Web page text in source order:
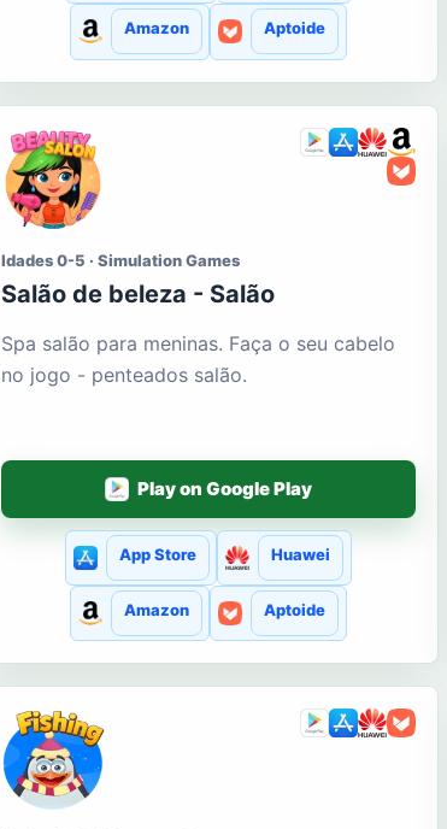
Amazon Aptoide
Idades 0-5 · Simulation Games
Salão de beleza - Salão
Spa salão para meninas. Faça o seu cabelo
no jogo - penteados salão.
Play on Google Play
App Store Huawei
Amazon Aptoide